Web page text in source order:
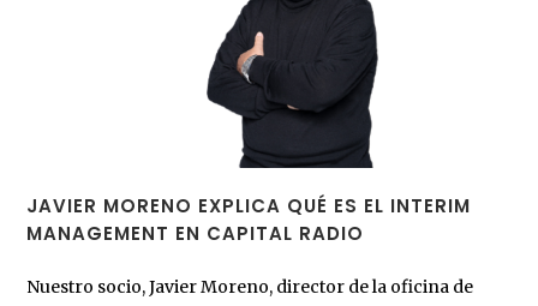
JAVIER MORENO EXPLICA QUÉ ES EL INTERIM
MANAGEMENT EN CAPITAL RADIO
Nuestro socio, Javier Moreno, director de la oficina de